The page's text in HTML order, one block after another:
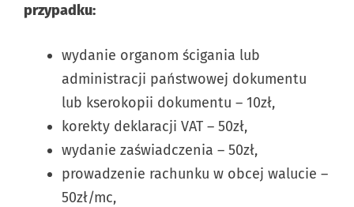
przypadku:
wydanie organom ścigania lub
administracji państwowej dokumentu
lub kserokopii dokumentu – 10zł,
korekty deklaracji VAT – 50zł,
wydanie zaświadczenia – 50zł,
prowadzenie rachunku w obcej walucie –
50zł/mc,